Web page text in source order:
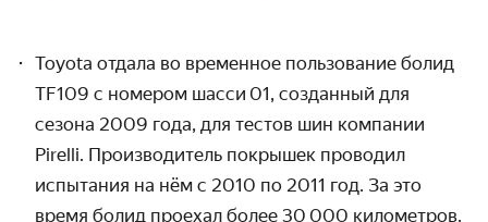
Toyota отдала во временное пользование болид
TF109 с номером шасси 01, созданный для
сезона 2009 года, для тестов шин компании
Pirelli. Произво­дитель покрышек проводил
испытания на нём с 2010 по 2011 год. За это
время болид проехал более 30 000 километров.